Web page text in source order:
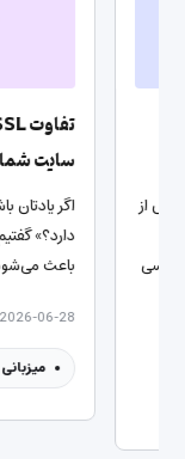
مقایسه هاست
حرفه‌ای لیموهاست
وردپرس
شده‌اند. به همین
مدت مطالعه